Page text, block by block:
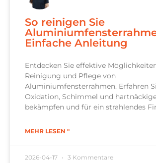
So reinigen Sie
Einfache Anleitung
Entdecken Sie effektive
Reinigung und Pflege von
Aluminiumfensterrahmen. Erfahren
Oxidation, Schimmel und
bekämpfen und für ein strahlendes
MEHR LESEN "
2026-04-17 3 Kommentare